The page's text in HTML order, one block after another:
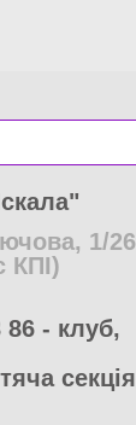
1/26
86 - клуб,
секція